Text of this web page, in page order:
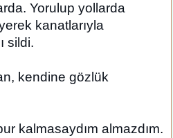
Yorulup yollarda
kanatlarıyla
sildi.
kendine gözlük
kalmasaydım almazdım.